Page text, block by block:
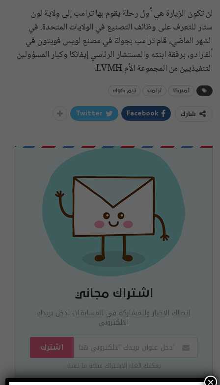
لن تكون الزيارة هي أول رحلة يقوم بها ترامب إلى ولاية لون
ستار للتعرف على وظائف التصنيع في الولايات المتحدة. في
الشهر الماضي، قام ترامب بجولة في مصنع لويس فويتون في
ألفارادو، برفقة ابنته والمستشار الرئاسي إيفانكا وكبار المسؤولين
التنفيذيين من المجموعة الأم LVMH.
أميركا ترامب تيم كوك
شارك Facebook
Twitter
اشتراك مجاني
لتصلك الاخبار وللمشاركة في المسابقات ادخل بريدك
الالكتروني
اشترك
يمكنك الغاء الاشتراك ساعة ما تشاء
×